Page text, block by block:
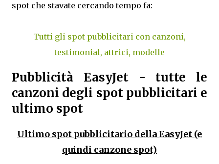
spot che stavate cercando tempo fa:
Tutti gli spot pubblicitari con canzoni,
testimonial, attrici, modelle
Pubblicità EasyJet - tutte le
canzoni degli spot pubblicitari e
ultimo spot
Ultimo spot pubblicitario della EasyJet (e
quindi canzone spot)